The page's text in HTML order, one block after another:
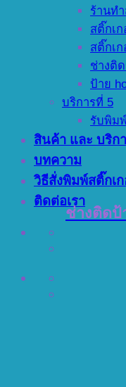
ร้านท
สติ๊กเ
สติ๊กเ
ช่างติ
ป้าย
บริการที่ 5
รับพิม
สินค้า และ บริก
บทความ
วิธีสั่งพิมพ์สติ๊กเ
ติดต่อเรา
ช่างติดป้